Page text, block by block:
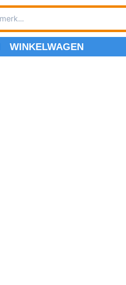
WINKELWAGEN